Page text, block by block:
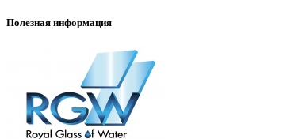
Полезная информация